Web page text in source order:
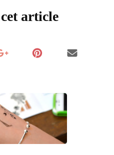
article